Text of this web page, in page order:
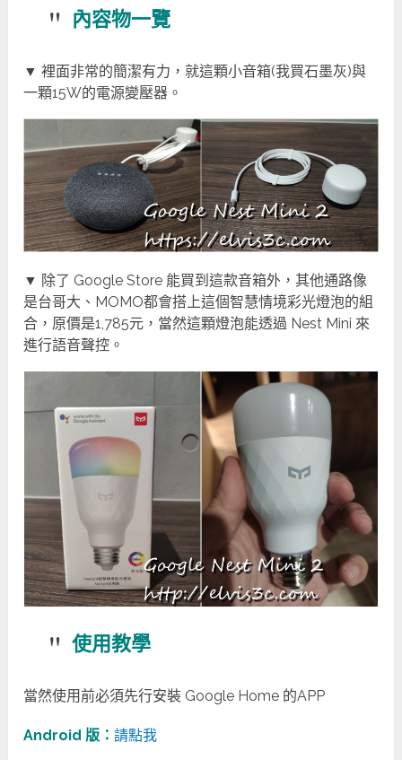
內容物一覽
▼ 裡面非常的簡潔有力，就這顆小音箱(我買石墨灰)與
一顆15W的電源變壓器。
▼ 除了 Google Store 能買到這款音箱外，其他通路像
是台哥大、MOMO都會搭上這個智慧情境彩光燈泡的組
合，原價是1,785元，當然這顆燈泡能透過 Nest Mini 來
進行語音聲控。
使用教學
當然使用前必須先行安裝 Google Home 的APP
Android 版：請點我